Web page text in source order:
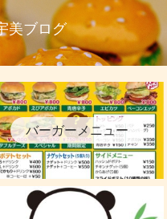
美ブログ
バーガーメニュー